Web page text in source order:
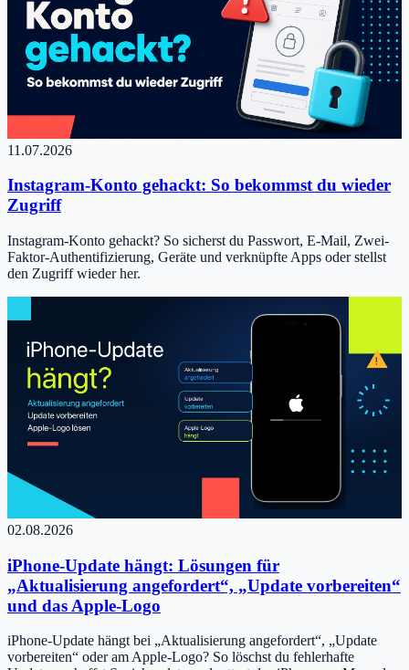
11.07.2026
Instagram-Konto gehackt: So bekommst du wieder
Zugriff
Instagram-Konto gehackt? So sicherst du Passwort, E-Mail, Zwei-
Faktor-Authentifizierung, Geräte und verknüpfte Apps oder stellst
den Zugriff wieder her.
02.08.2026
iPhone-Update hängt: Lösungen für
„Aktualisierung angefordert“, „Update vorbereiten“
und das Apple-Logo
iPhone-Update hängt bei „Aktualisierung angefordert“, „Update
vorbereiten“ oder am Apple-Logo? So löschst du fehlerhafte